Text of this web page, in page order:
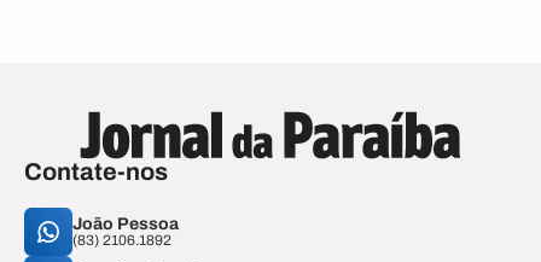
Contate-nos
João Pessoa
(83) 2106.1892